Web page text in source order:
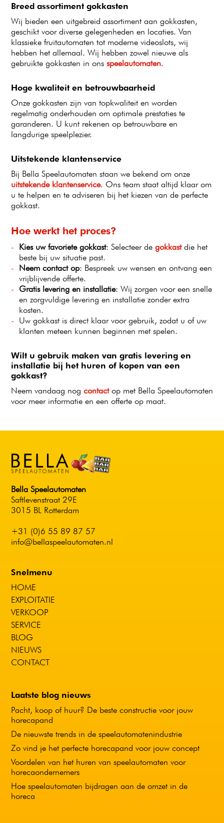
Breed assortiment gokkasten
Wij bieden een uitgebreid assortiment aan gokkasten,
geschikt voor diverse gelegenheden en locaties. Van
klassieke fruitautomaten tot moderne videoslots, wij
hebben het allemaal. Wij hebben zowel nieuwe als
gebruikte gokkasten in ons speelautomaten.
Hoge kwaliteit en betrouwbaarheid
Onze gokkasten zijn van topkwaliteit en worden
regelmatig onderhouden om optimale prestaties te
garanderen. U kunt rekenen op betrouwbare en
langdurige speelplezier.
Uitstekende klantenservice
Bij Bella Speelautomaten staan we bekend om onze
uitstekende klantenservice. Ons team staat altijd klaar om
u te helpen en te adviseren bij het kiezen van de perfecte
gokkast.
Hoe werkt het proces?
Kies uw favoriete gokkast: Selecteer de gokkastdie het
beste bij uw situatie past.
Neem contact op: Bespreek uw wensen en ontvang een
vrijblijvende offerte.
Gratis levering en installatie: Wij zorgen voor een snelle
en zorgvuldige levering en installatie zonder extra
kosten.
Uw gokkast is direct klaar voor gebruik, zodat u of uw
klanten meteen kunnen beginnen met spelen.
Wilt u gebruik maken van gratis levering en
installatie bij het huren of kopen van een
gokkast?
Neem vandaag nog contactop met Bella Speelautomaten
voor meer informatie en een offerte op maat.
Bella Speelautomaten
Saftlevenstraat 29E
3015 BL Rotterdam
+31 (0)6 55 89 87 57
info@bellaspeelautomaten.nl
Snelmenu
HOME
EXPLOITATIE
VERKOOP
SERVICE
BLOG
NIEUWS
CONTACT
Laatste blog nieuws
Pacht, koop of huur? De beste constructie voor jouw
horecapand
De nieuwste trends in de speelautomatenindustrie
Zo vind je het perfecte horecapand voor jouw concept
Voordelen van het huren van speelautomaten voor
horecaondernemers
Hoe speelautomaten bijdragen aan de omzet in de
horeca